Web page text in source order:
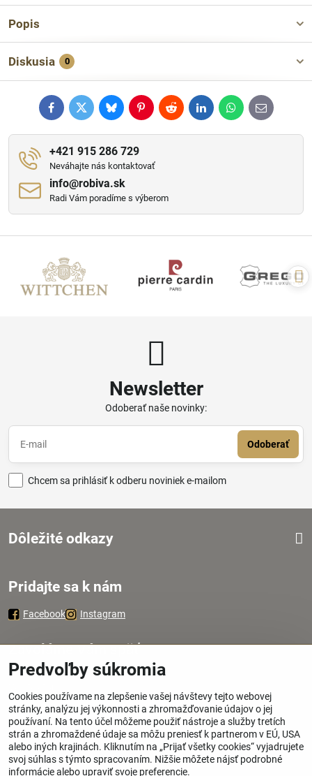
Popis
Diskusia 0
FacebookTwitterBlueskyPinterestRedditLinkedInWhatsApp
E-
mail
+421 915 286 729
Neváhajte nás kontaktovať
info​@robiva​.sk
Radi Vám poradíme s výberom
Newsletter
Odoberať naše novinky:
Odoberať
Chcem sa prihlásiť k odberu noviniek e-mailom
Dôležité odkazy
Pridajte sa k nám
Facebook Instagram
Zavoláme Vám späť
Odoslať
Predvoľby súkromia
Cookies používame na zlepšenie vašej návštevy tejto webovej
stránky, analýzu jej výkonnosti a zhromažďovanie údajov o jej
používaní. Na tento účel môžeme použiť nástroje a služby tretích
strán a zhromaždené údaje sa môžu preniesť k partnerom v EÚ, USA
alebo iných krajinách. Kliknutím na „Prijať všetky cookies“ vyjadrujete
svoj súhlas s týmto spracovaním. Nižšie môžete nájsť podrobné
informácie alebo upraviť svoje preferencie.